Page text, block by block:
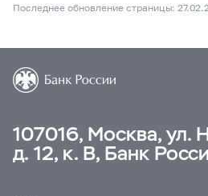
Последнее обновление страницы:
107016, Москва, ул.
д. 12, к. В, Банк